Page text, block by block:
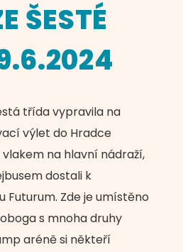
ŠESTÉ
třída vypravila na
výlet do Hradce
vlakem na hlavní nádraží,
dostali k
Zde je umístěno
s mnoha druhy
aréně si někteří